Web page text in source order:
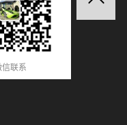
信联系